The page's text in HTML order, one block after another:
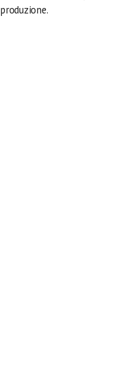
produzione.